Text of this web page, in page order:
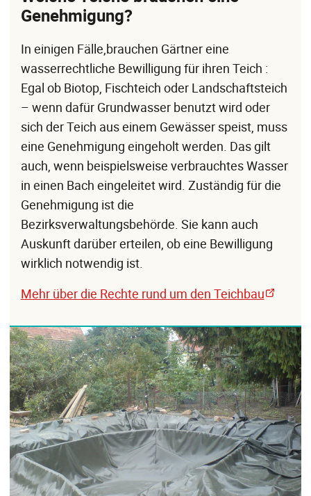
Genehmigung?
In einigen Fälle,brauchen Gärtner eine
wasserrechtliche Bewilligung für ihren Teich :
Egal ob Biotop, Fischteich oder Landschaftsteich
– wenn dafür Grundwasser benutzt wird oder
sich der Teich aus einem Gewässer speist, muss
eine Genehmigung eingeholt werden. Das gilt
auch, wenn beispielsweise verbrauchtes Wasser
in einen Bach eingeleitet wird. Zuständig für die
Genehmigung ist die
Bezirksverwaltungsbehörde. Sie kann auch
Auskunft darüber erteilen, ob eine Bewilligung
wirklich notwendig ist.
Mehr über die Rechte rund um den Teichbau